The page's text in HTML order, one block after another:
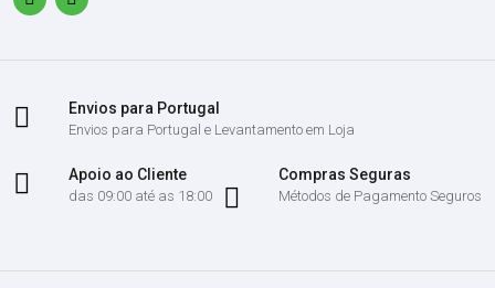
Envios para Portugal
Envios para Portugal e Levantamento em Loja
Apoio ao Cliente
das 09:00 até as 18:00
Compras Seguras
Métodos de Pagamento Seguros